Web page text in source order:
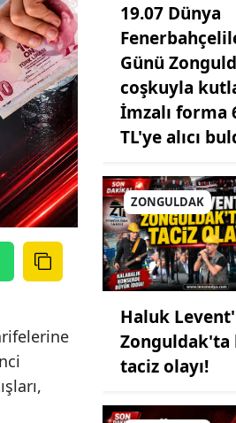
19.07 Dünya
Günü
coşkuyla
İmzalı forma
TL'ye alıcı
ZONGULDAK
Haluk
Zonguldak'ta
taciz olayı!